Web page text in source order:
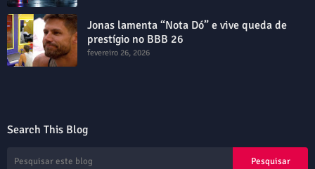
Jonas lamenta “Nota Dó” e vive queda de
prestígio no BBB 26
fevereiro 26, 2026
Search This Blog